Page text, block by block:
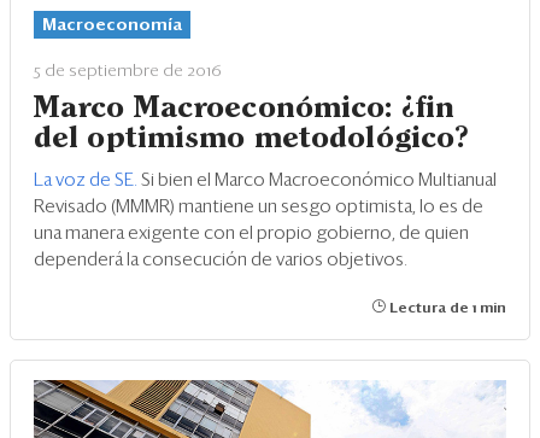
Macroeconomía
5 de septiembre de 2016
Marco Macroeconómico: ¿fin
del optimismo metodológico?
La voz de SE. Si bien el Marco Macroeconómico Multianual
Revisado (MMMR) mantiene un sesgo optimista, lo es de
una manera exigente con el propio gobierno, de quien
dependerá la consecución de varios objetivos.
Lectura de 1 min